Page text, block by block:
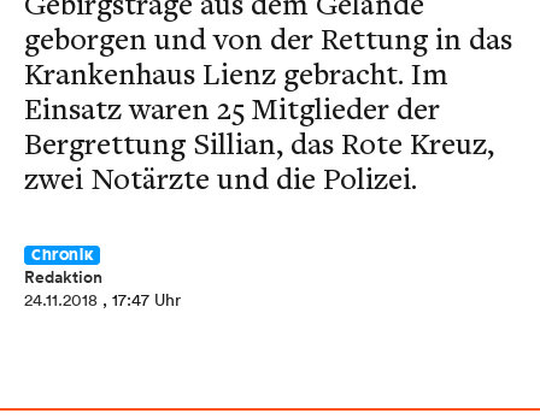
geborgen und von der Rettung in das
Krankenhaus Lienz gebracht. Im
Einsatz waren 25 Mitglieder der
Bergrettung Sillian, das Rote Kreuz,
zwei Notärzte und die Polizei.
Chronik
Redaktion
24.11.2018 , 17:47 Uhr